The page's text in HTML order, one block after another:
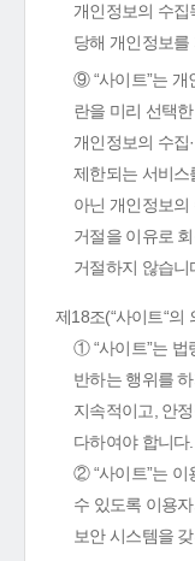
개인정보의 수
당해 개인정보를
⑨ “사이트”는 개
란을 미리 선택
개인정보의 수집
제한되는 서비스
아닌 개인정보의
거절을 이유로
거절하지 않습니
제18조(“사이트“의
① “사이트”는 법
반하는 행위를
지속적이고, 안
다하여야 합니다.
② “사이트”는 이
수 있도록 이용
보안 시스템을